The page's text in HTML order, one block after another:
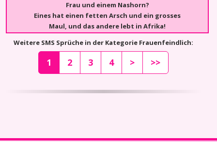
Frau und einem Nashorn?
Eines hat einen fetten Arsch und ein grosses
Maul, und das andere lebt in Afrika!
Weitere SMS Sprüche in der Kategorie Frauenfeindlich:
1 2 3 4 > >>